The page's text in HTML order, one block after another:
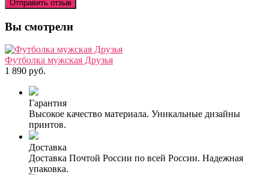
Отправить отзыв
Вы смотрели
Футболка мужская Друзья
1 890 руб.
Гарантия
Высокое качество материала. Уникальные дизайны
принтов.
Доставка
Доставка Почтой России по всей России. Надежная
упаковка.